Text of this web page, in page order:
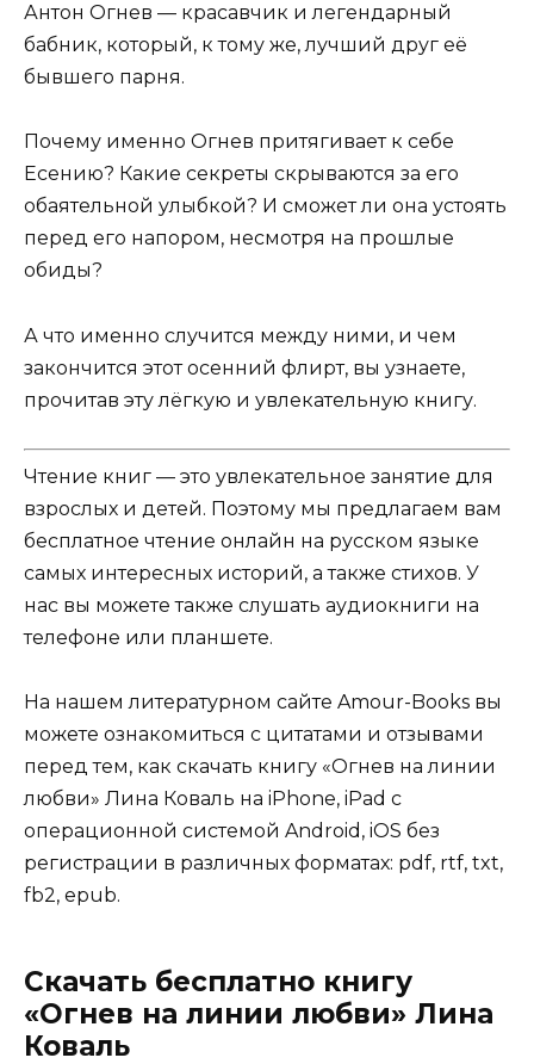
Антон Огнев — красавчик и легендарный
бабник, который, к тому же, лучший друг её
бывшего парня.
Почему именно Огнев притягивает к себе
Есению? Какие секреты скрываются за его
обаятельной улыбкой? И сможет ли она устоять
перед его напором, несмотря на прошлые
обиды?
А что именно случится между ними, и чем
закончится этот осенний флирт, вы узнаете,
прочитав эту лёгкую и увлекательную книгу.
Чтение книг — это увлекательное занятие для
взрослых и детей. Поэтому мы предлагаем вам
бесплатное чтение онлайн на русском языке
самых интересных историй, а также стихов. У
нас вы можете также слушать аудиокниги на
телефоне или планшете.
На нашем литературном сайте Amour-Books вы
можете ознакомиться с цитатами и отзывами
перед тем, как скачать книгу «Огнев на линии
любви» Лина Коваль на iPhone, iPad с
операционной системой Android, iOS без
регистрации в различных форматах: pdf, rtf, txt,
fb2, epub.
Скачать бесплатно книгу
«Огнев на линии любви» Лина
Коваль